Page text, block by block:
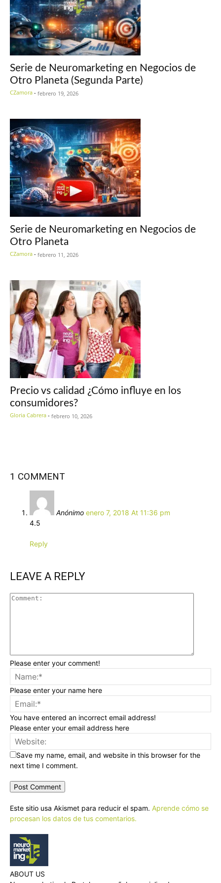
Serie de Neuromarketing en Negocios de
Otro Planeta (Segunda Parte)
CZamora - febrero 19, 2026
Serie de Neuromarketing en Negocios de
Otro Planeta
CZamora - febrero 11, 2026
Precio vs calidad ¿Cómo influye en los
consumidores?
Gloria Cabrera - febrero 10, 2026
1 COMMENT
Anónimo enero 7, 2018 At 11:36 pm
4.5
Reply
LEAVE A REPLY
Please enter your comment!
Please enter your name here
You have entered an incorrect email address!
Please enter your email address here
Save my name, email, and website in this browser for the
next time I comment.
Este sitio usa Akismet para reducir el spam. Aprende cómo se
procesan los datos de tus comentarios.
ABOUT US